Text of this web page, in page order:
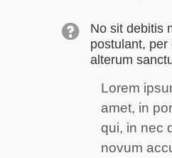
No sit debitis
postulant, per
alterum
Lorem
amet, in
qui, in nec
novum